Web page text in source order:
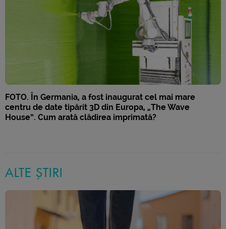
FOTO. În Germania, a fost inaugurat cel mai mare
centru de date tipărit 3D din Europa, „The Wave
House”. Cum arată clădirea imprimată?
ALTE ȘTIRI